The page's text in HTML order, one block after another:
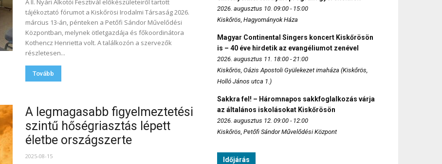
A II. Nyári Alkotói Fesztivál előkészületeiről tartott
tájékoztató fórumot a Kiskőrösi Irodalmi Társaság 2026.
március 13-án, pénteken a Petőfi Sándor Művelődési
Központban, melynek ötletgazdája és főkoordinátora
Kothencz Henrietta volt. A találkozón a szervezők
részletesen...
Tovább
A legmagasabb figyelmeztetési
szintű hőségriasztás lépett
életbe országszerte
2025-08-15
2026. augusztus 10. 09:00 - 15:00
Kiskőrös, Hagyományok Háza
Magyar Continental Singers koncert Kiskőrösön
is – 40 éve hirdetik az evangéliumot zenével
2026. augusztus 11. 18:00 - 21:00
Kiskőrös, Oázis Apostoli Gyülekezet imaháza (Kiskőrös,
Holló János utca 1.)
Sakkra fel! – Háromnapos sakkfoglalkozás várja
az általános iskolásokat Kiskőrösön
2026. augusztus 12. 09:00 - 12:00
Kiskőrös, Petőfi Sándor Művelődési Központ
Időjárás